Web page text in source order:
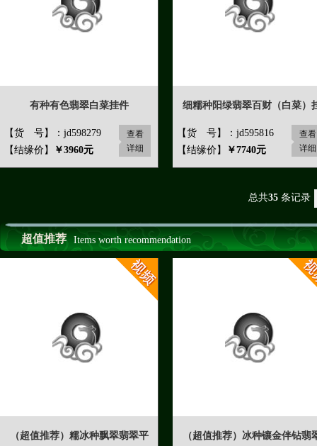
有种有色翡翠白菜挂件
【货 号】：jd598279
【结缘价】
￥3960元
查看
详细
细糯种阳绿翡翠百财（白菜）
【货 号】：jd595816
【结缘价】
￥7740元
查看
详细
总共35条记录
超值推荐 Items worth recommendation
（超值推荐）糯冰种飘翠翡翠平 （超值推荐）冰种镶金伴钻翡